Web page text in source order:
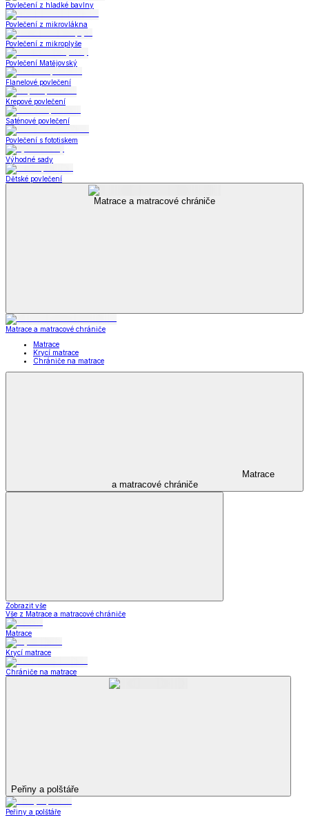
Povlečení z hladké bavlny
Povlečení z mikrovlákna
Povlečení z mikroplyše
Povlečení Matějovský
Flanelové povlečení
Krepové povlečení
Saténové povlečení
Povlečení s fototiskem
Výhodné sady
Dětské povlečení
Matrace a matracové chrániče
Matrace a matracové chrániče
Matrace
Krycí matrace
Chrániče na matrace
Matrace
a matracové chrániče
Zobrazit vše
Vše z Matrace a matracové chrániče
Matrace
Krycí matrace
Chrániče na matrace
Peřiny a polštáře
Peřiny a polštáře